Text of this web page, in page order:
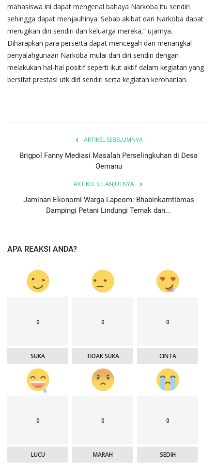
mahasiswa ini dapat mengenal bahaya Narkoba itu sendiri
sehingga dapat menjauhinya. Sebab akibat dari Narkoba dapat
merugikan diri sendiri dan keluarga mereka,” ujarnya.
Diharapkan para perserta dapat mencegah dan menangkal
penyalahgunaan Narkoba mulai dari diri sendiri dengan
melakukan hal-hal positif seperti ikut aktif dalam kegiatan yang
bersifat prestasi utk diri sendiri serta kegiatan kerohanian.
ARTIKEL SEBELUMNYA
Brigpol Fanny Mediasi Masalah Perselingkuhan di Desa
Oemanu
ARTIKEL SELANJUTNYA
Jaminan Ekonomi Warga Lapeom: Bhabinkamtibmas
Dampingi Petani Lindungi Ternak dan...
APA REAKSI ANDA?
0
SUKA
0
TIDAK SUKA
0
CINTA
0
LUCU
0
MARAH
0
SEDIH